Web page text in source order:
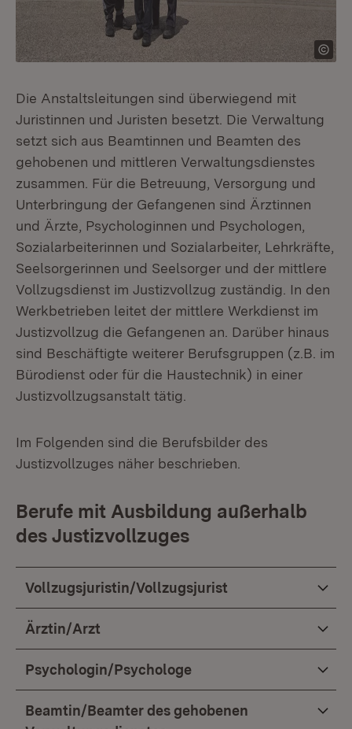
Die Anstaltsleitungen sind überwiegend mit
Juristinnen und Juristen besetzt. Die Verwaltung
setzt sich aus Beamtinnen und Beamten des
gehobenen und mittleren Verwaltungsdienstes
zusammen. Für die Betreuung, Versorgung und
Unterbringung der Gefangenen sind Ärztinnen
und Ärzte, Psychologinnen und Psychologen,
Sozialarbeiterinnen und Sozialarbeiter, Lehrkräfte,
Seelsorgerinnen und Seelsorger und der mittlere
Vollzugsdienst im Justizvollzug zuständig. In den
Werkbetrieben leitet der mittlere Werkdienst im
Justizvollzug die Gefangenen an. Darüber hinaus
sind Beschäftigte weiterer Berufsgruppen (z.B. im
Bürodienst oder für die Haustechnik) in einer
Justizvollzugsanstalt tätig.
Im Folgenden sind die Berufsbilder des
Justizvollzuges näher beschrieben.
Berufe mit Ausbildung außerhalb
des Justizvollzuges
Vollzugsjuristin/Vollzugsjurist
Ärztin/Arzt
Psychologin/Psychologe
Beamtin/Beamter des gehobenen